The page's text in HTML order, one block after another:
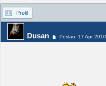
Profil
Dusan Poslao: 17 Apr